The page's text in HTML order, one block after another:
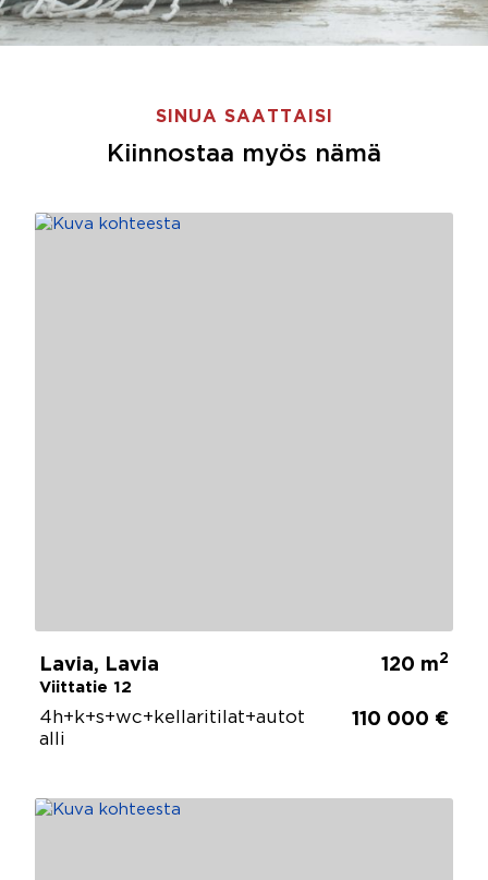
SINUA SAATTAISI
Kiinnostaa myös nämä
Lavia, Lavia
Viittatie 12
120 m2
4h+k+s+wc+kellaritilat+autot
alli
110 000 €